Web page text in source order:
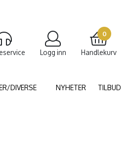
Logg inn
0
Handlekurv
DIVERSE NYHETER TILBUD